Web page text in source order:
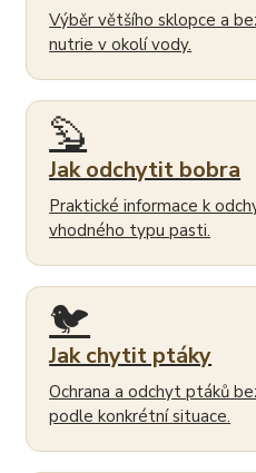
Výběr většího sklopce a
nutrie v okolí vody.
🦫
Jak odchytit bobra
Praktické informace k
vhodného typu pasti.
🐦
Jak chytit ptáky
Ochrana a odchyt ptáků
podle konkrétní situace.